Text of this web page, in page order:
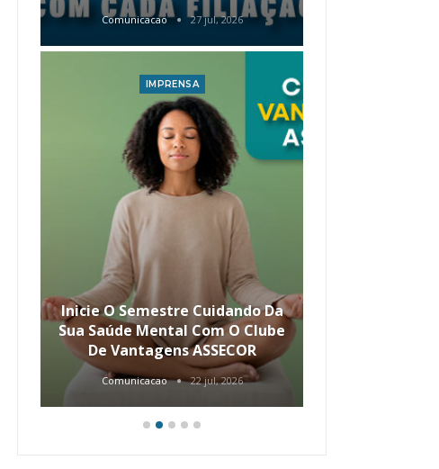
Comunicacao 27 jul, 2026
IMPRENSA
Inicie O Semestre Cuidando Da
Sua Saúde Mental Com O Clube
De Vantagens ASSECOR
Comunicacao 22 jul, 2026